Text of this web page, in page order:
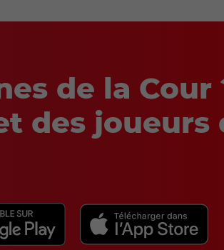
de la Cour
des joueurs